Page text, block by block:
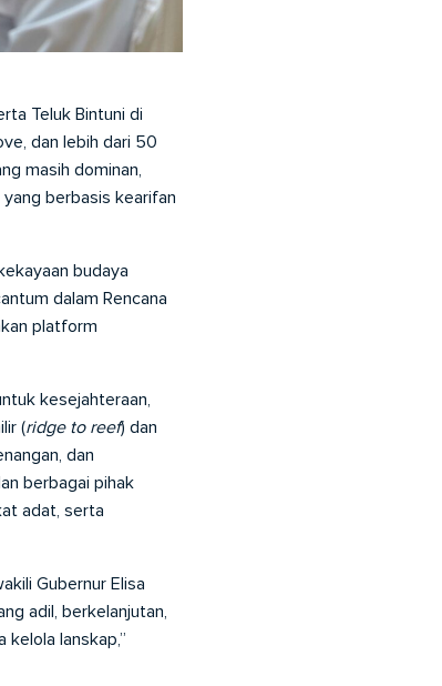
Teluk Bintuni di
dan lebih dari 50
masih dominan,
berbasis kearifan
budaya
dalam Rencana
platform
kesejahteraan,
(ridge to reef) dan
dan
berbagai pihak
adat, serta
Gubernur Elisa
adil, berkelanjutan,
lanskap,”